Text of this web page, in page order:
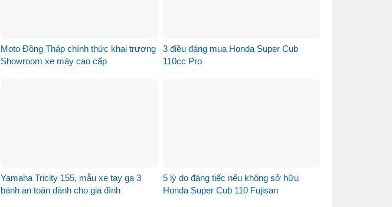
Moto Đồng Tháp chính thức khai trương
Showroom xe máy cao cấp
3 điều đáng mua Honda Super Cub
110cc Pro
Yamaha Tricity 155, mẫu xe tay ga 3
bánh an toàn dành cho gia đình
5 lý do đáng tiếc nếu không sở hữu
Honda Super Cub 110 Fujisan